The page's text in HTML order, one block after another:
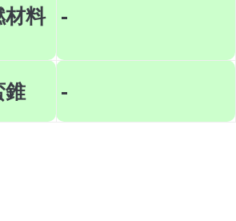
料 -
錐 -